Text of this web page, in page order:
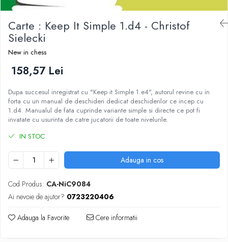
Piese de sah DGT
Piese De Sah Tematice Din Plastic
Piese Din Lemn
Piese Din Plastic
Piese rezerva
Piese sah electronice
Piese sah electronice
Piese Sah Tematice
Piese Sah Tematice Din Metal
Puzzle
Sah Magnetic India
Set Sah + Table/backgammon
Seturi Sah
Ceasuri De Sah Digitale
Carte : Keep It Simple 1.d4 - Christof
Sielecki
New in chess
158,57 Lei
Dupa succesul inregistrat cu "Keep it Simple 1.e4", autorul revine cu in
forta cu un manual de deschideri dedicat deschiderilor ce incep cu
1.d4. Manualul de fata cuprinde variante simple si directe ce pot fi
invatate cu usurinta de catre jucatorii de toate nivelurile.
IN STOC
Adauga in cos
Cod Produs: CA-NiC9084
Ai nevoie de ajutor? 0723220406
Adauga la Favorite Cere informatii